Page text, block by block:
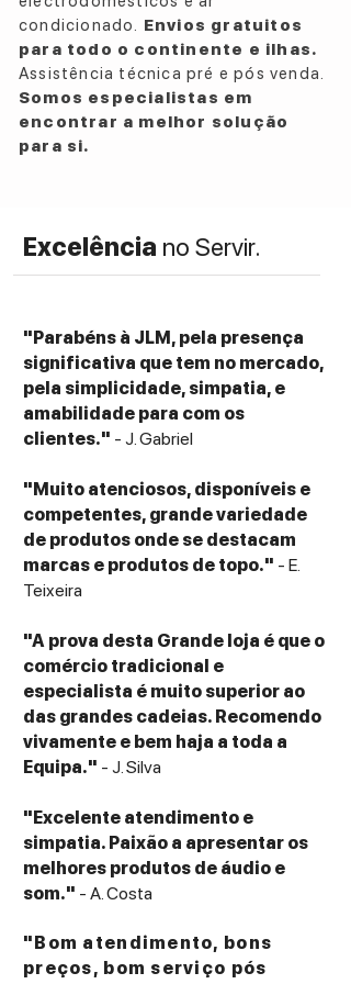
Power Handling Capacity: 200 mW
Weight (without cable):340 g
Cable:3 m detachable cable, double-
sided, 3.5 mm stereo jack plug (gold-
plated)
Adapters Included:
mm adapter
condicionado. Envios gratuitos
para todo o continente e ilhas.
Assistência técnica pré e pós venda.
Somos especialistas em
encontrar a melhor solução
para si.
Excelência no Servir.
"Parabéns à JLM, pela presença
significativa que tem no mercado,
pela simplicidade, simpatia, e
amabilidade para com os
clientes." - J. Gabriel
"Muito atenciosos, disponíveis e
competentes, grande variedade
de produtos onde se destacam
marcas e produtos de topo." - E.
Teixeira
"A prova desta Grande loja é que o
comércio tradicional e
especialista é muito superior ao
das grandes cadeias. Recomendo
vivamente e bem haja a toda a
Equipa." - J. Silva
"Excelente atendimento e
simpatia. Paixão a apresentar os
melhores produtos de áudio e
som." - A. Costa
"Bom atendimento, bons
preços, bom serviço pós